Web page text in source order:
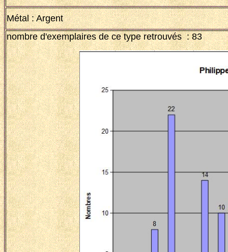
Métal : Argent
nombre d'exemplaires de ce type retrouvés : 83